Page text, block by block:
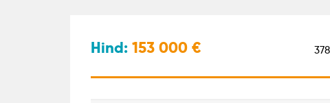
Hind: 153 000